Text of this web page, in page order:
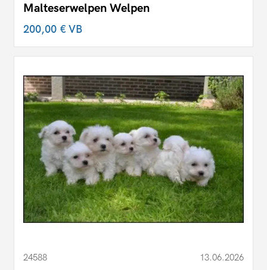
Malteserwelpen Welpen
200,00 €VB
24588 13.06.2026